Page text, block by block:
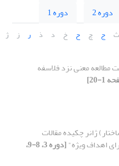
دوره 2 دوره 1
ث ج چ ح خ د ذ ر ز ژ
مطالعه معنی نزد فلاسفه
ژانر چکیده مقالات
اهداف ویژه"
[دوره 3، 8-9،